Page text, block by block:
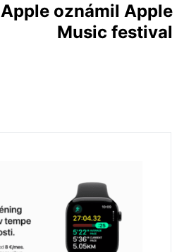
Apple oznámil Apple
Music festival